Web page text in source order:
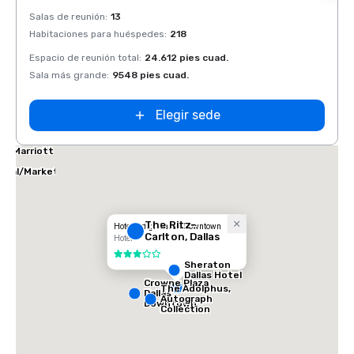
Removed from favorites
Salas de reunión: 13
Habitaciones para huéspedes: 218
Espacio de reunión total: 24.612 pies cuad.
Sala más grande: 9548 pies cuad.
Elegir sede
Hotel Indigo Dallas Downtown
Hotel
3 de 5
The Ritz-
Carlton, Dallas
Sheraton
Dallas Hotel
Crowne Plaza
Dallas
Downtown
The Adolphus,
Autograph
Collection
Marriott
Market